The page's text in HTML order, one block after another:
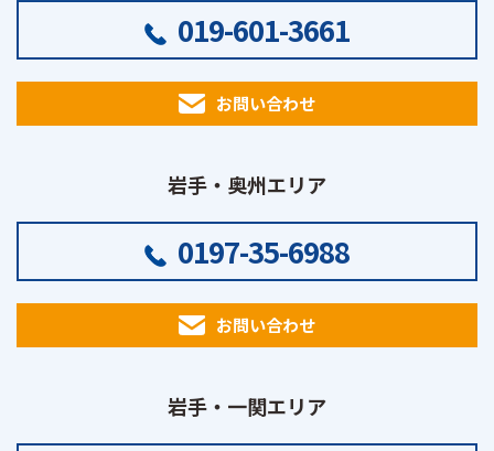
019-601-3661
お問い合わせ
岩手・奥州エリア
0197-35-6988
お問い合わせ
岩手・一関エリア